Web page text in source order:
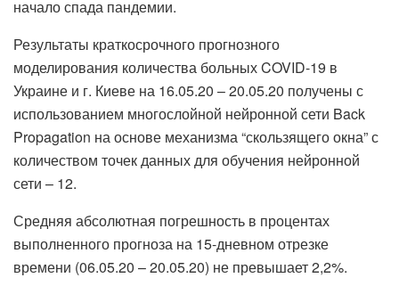
начало спада пандемии.
Результаты краткосрочного прогнозного
моделирования количества больных COVID-19 в
Украине и г. Киеве на 16.05.20 – 20.05.20 получены с
использованием многослойной нейронной сети Back
Propagation на основе механизма “скользящего окна” с
количеством точек данных для обучения нейронной
сети – 12.
Средняя абсолютная погрешность в процентах
выполненного прогноза на 15-дневном отрезке
времени (06.05.20 – 20.05.20) не превышает 2,2%.